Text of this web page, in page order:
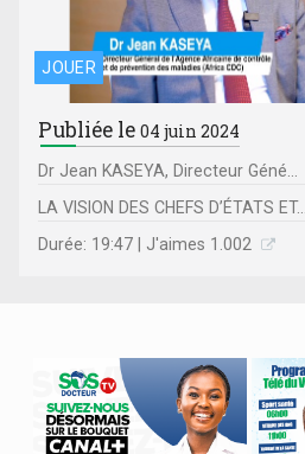
JOUER
Publiée le04 juin 2024
Dr Jean KASEYA, Directeur Géné...
LA VISION DES CHEFS D’ÉTATS ET...
Durée: 19:47 | J'aimes 1.002